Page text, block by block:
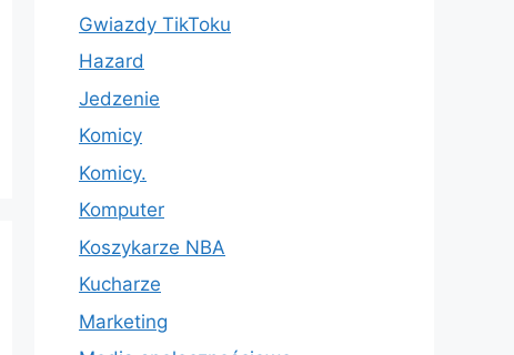
Gwiazdy TikToku
Hazard
Jedzenie
Komicy
Komicy.
Komputer
Koszykarze NBA
Kucharze
Marketing